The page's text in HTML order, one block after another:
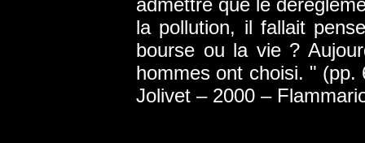
admettre que le
la pollution, il fallait
bourse ou la vie ?
hommes ont choisi. "
Jolivet – 2000 –